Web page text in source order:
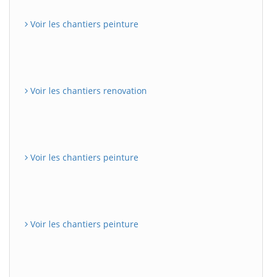
Voir les chantiers peinture
Voir les chantiers renovation
Voir les chantiers peinture
Voir les chantiers peinture